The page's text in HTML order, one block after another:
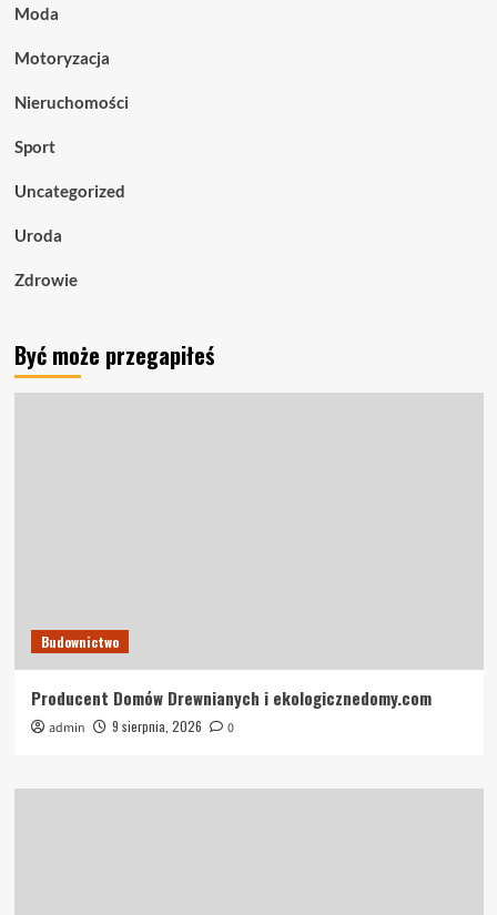
Moda
Motoryzacja
Nieruchomości
Sport
Uncategorized
Uroda
Zdrowie
Być może przegapiłeś
Budownictwo
Producent Domów Drewnianych i ekologicznedomy.com
admin 9 sierpnia, 2026 0